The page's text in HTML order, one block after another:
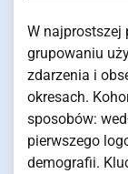
W najprostszej
grupowaniu
zdarzenia i
okresach.
sposobów:
pierwszego
demografii.